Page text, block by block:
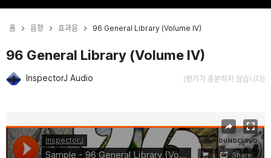
홈 음향 효과음 96 General Library (Volume IV)
96 General Library (Volume IV)
InspectorJ Audio (평가가 충분하지 않습니다)